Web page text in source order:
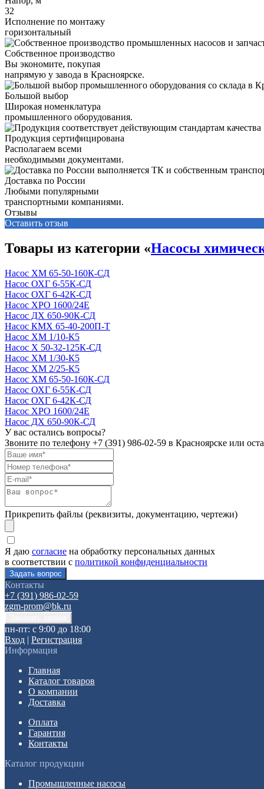
32
Исполнение по монтажу
горизонтальный
Собственное производство
Вы экономите, покупая
напрямую у завода в Красноярске.
Большой выбор
Широкая номенклатура
промышленного оборудования.
Продукция сертифицирована
Располагаем всеми
необходимыми документами.
Доставка по России
Любыми популярными
транспортными компаниями.
Отзывы
Оставить отзыв
Товары из категории «Насосы
Насос ХМ 65-50-160К-СД
Насос ОХГ 6-55К-СД
Насос ОХГ 6-42К-СД
Насос ХРО 1600/24Е
Насос ДХ 650-90К-СД
Насос КМХ 65-40-200П-Т
Насос ХМ 1/10-К5
Насос Х 50-32-125К-СД
Насос ХМ 1/30-К5
Насос ХМ 2/25-К5
Насос ХМ 65-50-160К-СД
Насос ОХГ 6-55К-СД
Насос ОХГ 6-42К-СД
Насос ХРО 1600/24Е
Насос ДХ 650-90К-СД
У вас остались вопросы?
Звоните по телефону +7 (391) 986-02-59 в Красноярске или
Прикрепить файлы (реквизиты, документацию, чертежи)
Я даю согласие на обработку персональных данных
в соответствии с политикой конфиденциальности
Контакты
+7 (391) 986-02-59
zgm-prom@bk.ru
пн-пт: с 9:00 до 18:00
Вход | Регистрация
Информация
Главная
Каталог товаров
О компании
Доставка
Оплата
Гарантия
Контакты
Каталог продукции
Промышленные насосы